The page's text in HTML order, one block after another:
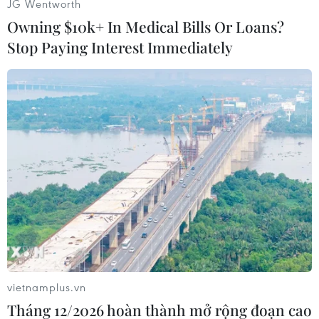
#Nhà ở #Hàn Quốc
#Triều Tiên
#Trao đổi công dân
#tin tức
#tin tức mới nhất
#tin tức 24h
#tin tức mới nhất trong ngày
#tin tức thời sự
JG Wentworth
Owning $10k+ In Medical Bills Or Loans?
Stop Paying Interest Immediately
vietnamplus.vn
Tháng 12/2026 hoàn thành mở rộng đoạn cao